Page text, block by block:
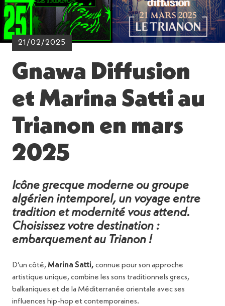
21/02/2025
Gnawa Diffusion
et Marina Satti au
Trianon en mars
2025
Icône grecque moderne ou groupe
algérien intemporel, un voyage entre
tradition et modernité vous attend.
Choisissez votre destination :
embarquement au Trianon !
D’un côté, Marina Satti, connue pour son approche
artistique unique, combine les sons traditionnels grecs,
balkaniques et de la Méditerranée orientale avec ses
influences hip-hop et contemporaines.